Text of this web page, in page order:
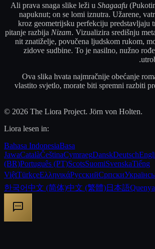
Ali prava snaga slike leži u Shagaafu
napuknut; on se lomi iznutra. Užarene,
kroz geometrijsku perfekciju predstavljaju
pitanje razbija Nizam. Vizualizira središnju
nit znatiželje, povučena ljudskom rukom,
zidove sudbine. To je nasilno, nužno
Ova slika hvata najmračnije obećanje
vlastito svjetlo, morate biti spremni razbiti
© 2026 The Liora Project. Jörn von Holten.
Liora lesen in:
Bahasa IndonesiaBasa
JawaCatalàČeštinaCymraegDanskDeutsch
(BR)Português (PT)ScotsSuomiSvenskaTiếng
ViệtTürkçeΕλληνικάРусскийСрпски
한국어中文 (简体)中文 (繁體)日本語Quenya